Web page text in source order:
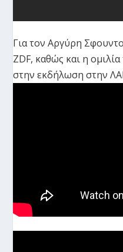
Για τον Αργύρη
ZDF, καθώς και η
στην εκδήλωση στην